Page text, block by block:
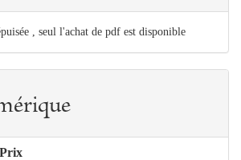
, seul l'achat de pdf est disponible
Prix